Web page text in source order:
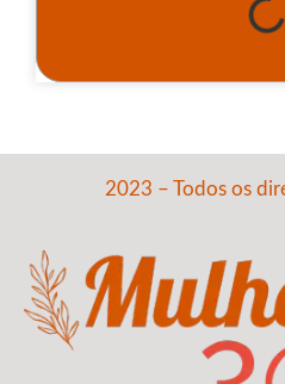
2023 – Todos os